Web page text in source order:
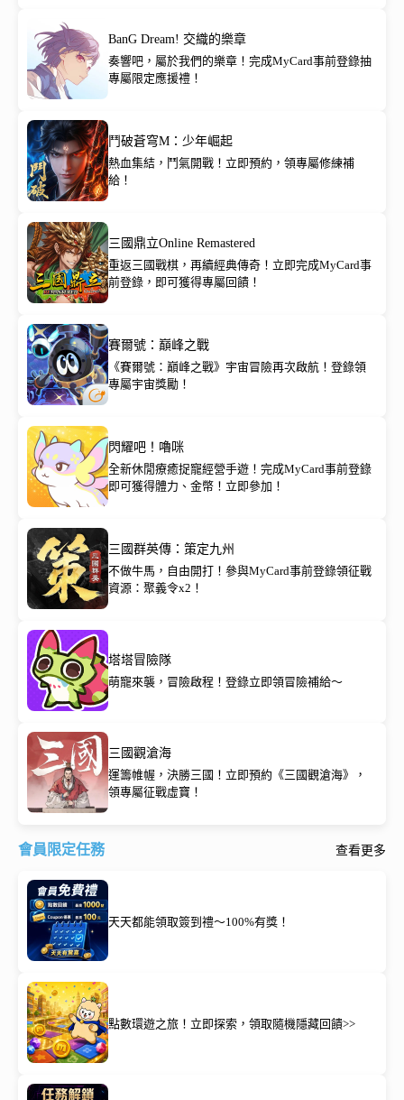
BanG Dream! 交織的樂章
奏響吧，屬於我們的樂章！完成MyCard事前登錄抽
專屬限定應援禮！
鬥破蒼穹M：少年崛起
熱血集結，鬥氣開戰！立即預約，領專屬修練補
給！
三國鼎立Online Remastered
重返三國戰棋，再續經典傳奇！立即完成MyCard事
前登錄，即可獲得專屬回饋！
賽爾號：巔峰之戰
《賽爾號：巔峰之戰》宇宙冒險再次啟航！登錄領
專屬宇宙獎勵！
閃耀吧！嚕咪
全新休閒療癒捉寵經營手遊！完成MyCard事前登錄
即可獲得體力、金幣！立即參加！
三國群英傳：策定九州
不做牛馬，自由開打！參與MyCard事前登錄領征戰
資源：聚義令x2！
塔塔冒險隊
萌寵來襲，冒險啟程！登錄立即領冒險補給～
三國觀滄海
運籌帷幄，決勝三國！立即預約《三國觀滄海》，
領專屬征戰虛寶！
會員限定任務 查看更多
天天都能領取簽到禮～100%有獎！
點數環遊之旅！立即探索，領取隨機隱藏回饋>>